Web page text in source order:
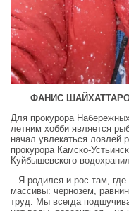
ФАНИС
Для прокурора
летним хобби является
начал увлекаться ловлей
прокурора Камско-
Куйбышевского
– Я родился и рос там,
массивы: чернозем,
труд. Мы всегда